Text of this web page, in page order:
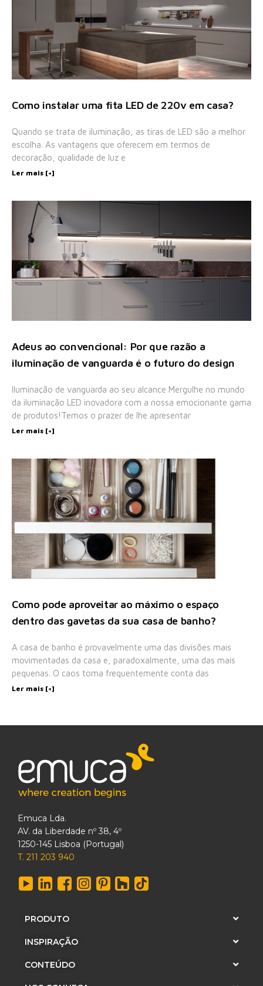
Como instalar uma fita LED de 220v em casa?
Quando se trata de iluminação, as tiras de LED são a melhor
escolha. As vantagens que oferecem em termos de
decoração, qualidade de luz e
Ler mais [+]
Adeus ao convencional: Por que razão a
iluminação de vanguarda é o futuro do design
Iluminação de vanguarda ao seu alcance Mergulhe no mundo
da iluminação LED inovadora com a nossa emocionante gama
de produtos!Temos o prazer de lhe apresentar
Ler mais [+]
Como pode aproveitar ao máximo o espaço
dentro das gavetas da sua casa de banho?
A casa de banho é provavelmente uma das divisões mais
movimentadas da casa e, paradoxalmente, uma das mais
pequenas. O caos toma frequentemente conta das
Ler mais [+]
Emuca Lda.
AV. da Liberdade nº 38, 4º
1250-145 Lisboa (Portugal)
T. 211 203 940
PRODUTO
INSPIRAÇÃO
CONTEÚDO